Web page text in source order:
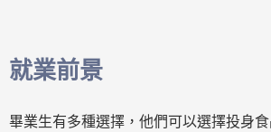
就業前景
畢業生有多種選擇，他們可以選擇投身